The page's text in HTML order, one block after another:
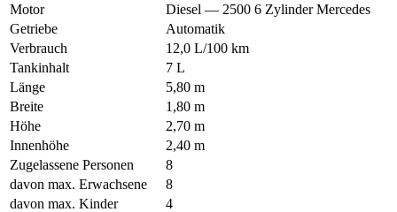
Motor
Diesel — 2500 6 Zylinder Mercedes
Getriebe
Automatik
Verbrauch
12,0 L/100 km
Tankinhalt
7 L
Länge
5,80 m
Breite
1,80 m
Höhe
2,70 m
Innenhöhe
2,40 m
Zugelassene Personen
8
davon max. Erwachsene
8
davon max. Kinder
4